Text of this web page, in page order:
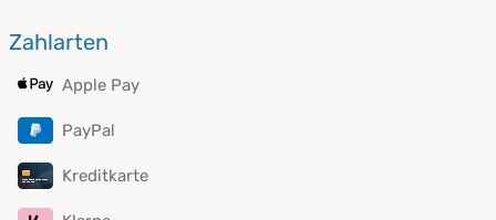
Zahlarten
Apple Pay
PayPal
Kreditkarte